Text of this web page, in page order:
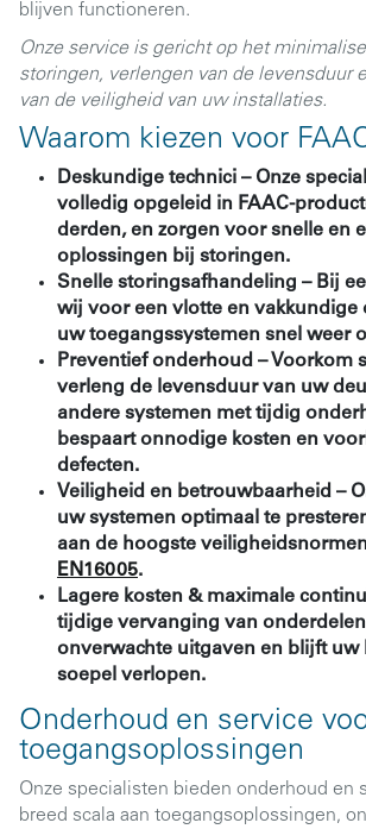
blijven functioneren.
Onze service is gericht op het
storingen, verlengen van de levensduur
van de veiligheid van uw installaties.
Waarom kiezen voor
Deskundige technici – Onze
volledig opgeleid in FAAC-
derden, en zorgen voor snelle en
oplossingen bij storingen.
Snelle storingsafhandeling – Bij
wij voor een vlotte en vakkundige
uw toegangssystemen snel weer
Preventief onderhoud – Voorkom
verleng de levensduur van uw
andere systemen met tijdig
bespaart onnodige kosten en
defecten.
Veiligheid en betrouwbaarheid –
uw systemen optimaal te
aan de hoogste
EN16005.
Lagere kosten & maximale
tijdige vervanging van
onverwachte uitgaven en blijft uw
soepel verlopen.
Onderhoud en service
toegangsoplossingen
Onze specialisten bieden onderhoud en
breed scala aan toegangsoplossingen,